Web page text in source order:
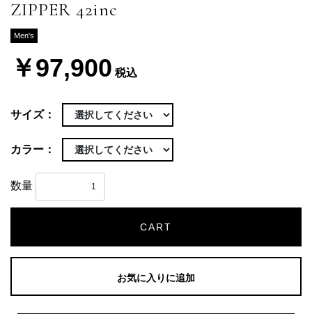
ZIPPER 42inc
Men's
￥97,900 税込
サイズ：
カラー：
数量
CART
お気に入りに追加